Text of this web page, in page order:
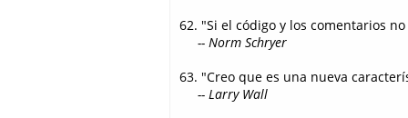
62. "Si el código y los comentarios
-- Norm Schryer
63. "Creo que es una nueva
-- Larry Wall